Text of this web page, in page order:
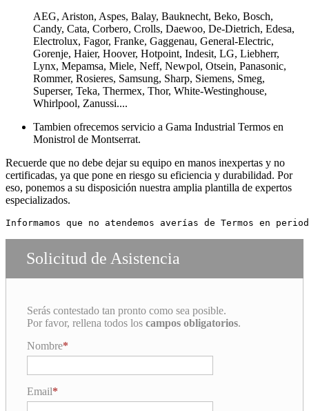
AEG, Ariston, Aspes, Balay, Bauknecht, Beko, Bosch,
Candy, Cata, Corbero, Crolls, Daewoo, De-Dietrich, Edesa,
Electrolux, Fagor, Franke, Gaggenau, General-Electric,
Gorenje, Haier, Hoover, Hotpoint, Indesit, LG, Liebherr,
Lynx, Mepamsa, Miele, Neff, Newpol, Otsein, Panasonic,
Rommer, Rosieres, Samsung, Sharp, Siemens, Smeg,
Superser, Teka, Thermex, Thor, White-Westinghouse,
Whirlpool, Zanussi....
Tambien ofrecemos servicio a Gama Industrial Termos en
Monistrol de Montserrat.
Recuerde que no debe dejar su equipo en manos inexpertas y no
certificadas, ya que pone en riesgo su eficiencia y durabilidad. Por
eso, ponemos a su disposición nuestra amplia plantilla de expertos
especializados.
Informamos que no atendemos averías de Termos en
Solicitud de Asistencia
Serás contestado tan pronto como sea posible.
Por favor, rellena todos los campos obligatorios.
Nombre
Email